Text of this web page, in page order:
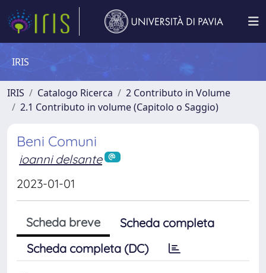
IRIS
IRIS Catalogo Ricerca
2 Contributo in Volume
2.1 Contributo in volume (Capitolo o Saggio)
Beni Comuni
ioanni delsante
2023-01-01
Scheda breve
Scheda completa
Scheda completa (DC)